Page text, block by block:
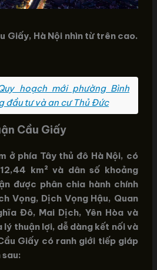
Giấy, Hà Nội nhìn từ trên cao.
hoạch mới phường Bình
đầu tư và an cư Thủ Đức
Cầu Giấy
ở phía Tây thủ đô Hà Nội, có
km² và dân số khoảng
được phân chia hành chính
Vọng, Dịch Vọng Hậu, Quan
Đô, Mai Dịch, Yên Hòa và
lý thuận lợi, dễ dàng kết nối và
Giấy có ranh giới tiếp giáp